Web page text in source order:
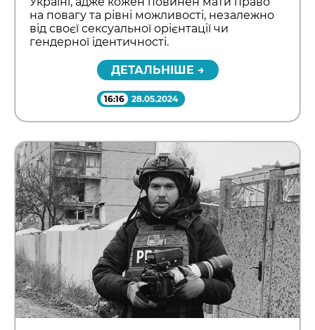
на повагу та рівні можливості, незалежно
від своєї сексуальної орієнтації чи
гендерної ідентичності.
ДЕТАЛЬНІШЕ →
16:16 28.05.2024